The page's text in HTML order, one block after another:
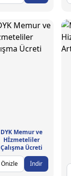
DYK Memur ve
Hİzmeteliler
Çalışma Ücreti
Önizle
İndir